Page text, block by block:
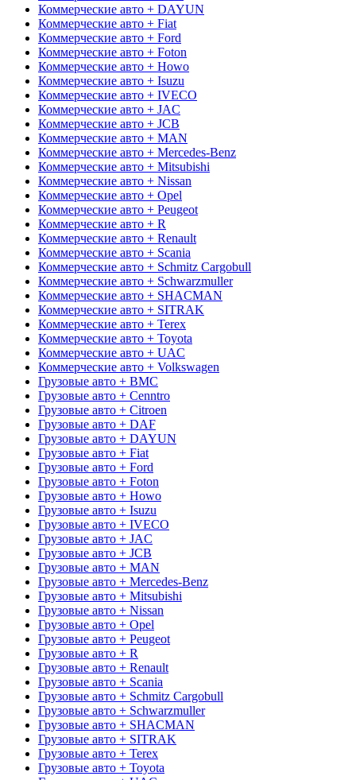
Коммерческие авто + DAYUN
Коммерческие авто + Fiat
Коммерческие авто + Ford
Коммерческие авто + Foton
Коммерческие авто + Howo
Коммерческие авто + Isuzu
Коммерческие авто + IVECO
Коммерческие авто + JAC
Коммерческие авто + JCB
Коммерческие авто + MAN
Коммерческие авто + Mercedes-Benz
Коммерческие авто + Mitsubishi
Коммерческие авто + Nissan
Коммерческие авто + Opel
Коммерческие авто + Peugeot
Коммерческие авто + R
Коммерческие авто + Renault
Коммерческие авто + Scania
Коммерческие авто + Schmitz Cargobull
Коммерческие авто + Schwarzmuller
Коммерческие авто + SHACMAN
Коммерческие авто + SITRAK
Коммерческие авто + Terex
Коммерческие авто + Toyota
Коммерческие авто + UAC
Коммерческие авто + Volkswagen
Грузовые авто + BMC
Грузовые авто + Cenntro
Грузовые авто + Citroen
Грузовые авто + DAF
Грузовые авто + DAYUN
Грузовые авто + Fiat
Грузовые авто + Ford
Грузовые авто + Foton
Грузовые авто + Howo
Грузовые авто + Isuzu
Грузовые авто + IVECO
Грузовые авто + JAC
Грузовые авто + JCB
Грузовые авто + MAN
Грузовые авто + Mercedes-Benz
Грузовые авто + Mitsubishi
Грузовые авто + Nissan
Грузовые авто + Opel
Грузовые авто + Peugeot
Грузовые авто + R
Грузовые авто + Renault
Грузовые авто + Scania
Грузовые авто + Schmitz Cargobull
Грузовые авто + Schwarzmuller
Грузовые авто + SHACMAN
Грузовые авто + SITRAK
Грузовые авто + Terex
Грузовые авто + Toyota